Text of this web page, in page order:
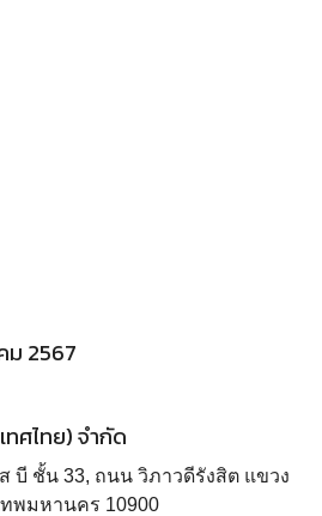
ม 2567
ทศไทย) จำกัด
บี ชั้น 33, ถนน วิภาวดีรังสิต แขวง
ทพมหานคร 10900